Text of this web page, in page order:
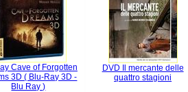
Cave of Forgotten
3D ( Blu-Ray 3D -
Blu Ray )
DVD Il mercante delle
quattro stagioni